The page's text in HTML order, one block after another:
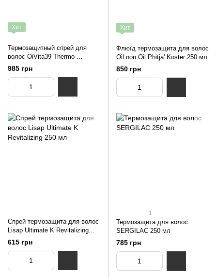
Хит
Термозащитный спрей для
волос OiVita39 Thermo-
protective spray 200 мл
985 грн
Хит
Флюїд термозащита для волос
Oil non Oil Phitja' Koster 250 мл
850 грн
Спрей термозащита для волос
Lisap Ultimate K Revitalizing
250 мл
615 грн
1
Термозащита для волос
SERGILAC 250 мл
785 грн